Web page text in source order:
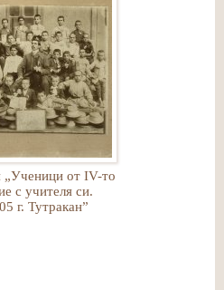
от ІV-то
с учителя си.
г. Тутракан”